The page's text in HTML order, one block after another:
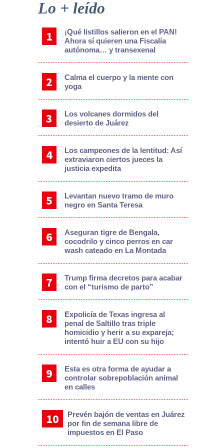
Lo + leído
¡Qué listillos salieron en el PAN!
Ahora sí quieren una Fiscalía
autónoma… y transexenal
Calma el cuerpo y la mente con
yoga
Los volcanes dormidos del
desierto de Juárez
Los campeones de la lentitud: Así
extraviaron ciertos jueces la
justicia expedita
Levantan nuevo tramo de muro
negro en Santa Teresa
Aseguran tigre de Bengala,
cocodrilo y cinco perros en car
wash cateado en La Montada
Trump firma decretos para acabar
con el “turismo de parto”
Expolicía de Texas ingresa al
penal de Saltillo tras triple
homicidio y herir a su expareja;
intentó huir a EU con su hijo
Esta es otra forma de ayudar a
controlar sobrepoblación animal
en calles
Prevén bajón de ventas en Juárez
por fin de semana libre de
impuestos en El Paso